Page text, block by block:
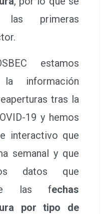
las primeras
estamos
información
tras la
19 y hemos
interactivo que
semanal y que
datos que
las fechas
por tipo de